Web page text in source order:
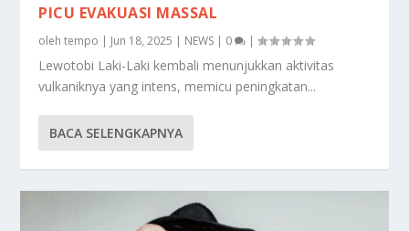
PICU EVAKUASI MASSAL
olehtempo | Jun 18, 2025 | NEWS | 0 |
Lewotobi Laki-Laki kembali menunjukkan aktivitas
vulkaniknya yang intens, memicu peningkatan...
BACA SELENGKAPNYA